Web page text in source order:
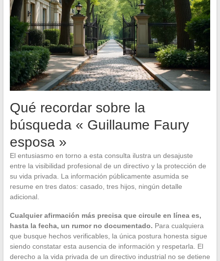
Qué recordar sobre la
búsqueda « Guillaume Faury
esposa »
El entusiasmo en torno a esta consulta ilustra un desajuste
entre la visibilidad profesional de un directivo y la protección de
su vida privada. La información públicamente asumida se
resume en tres datos: casado, tres hijos, ningún detalle
adicional.
Cualquier afirmación más precisa que circule en línea es,
hasta la fecha, un rumor no documentado. Para cualquiera
que busque hechos verificables, la única postura honesta sigue
siendo constatar esta ausencia de información y respetarla. El
derecho a la vida privada de un directivo industrial no se detiene